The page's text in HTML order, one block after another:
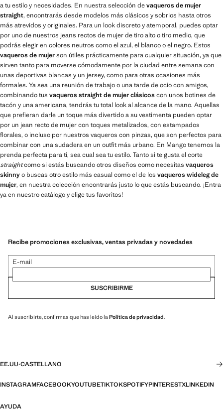
a tu estilo y necesidades. En nuestra selección devaqueros de mujer
straight, encontrarás desde modelos más clásicos y sobrios hasta otros
más atrevidos y originales. Para un look discreto y atemporal, puedes optar
por uno de nuestros jeans rectos de mujer de tiro alto o tiro medio, que
podrás elegir en colores neutros como el azul, el blanco o el negro. Estos
vaqueros de mujerson útiles prácticamente para cualquier situación, ya que
sirven tanto para moverse cómodamente por la ciudad entre semana con
unas deportivas blancas y un jersey, como para otras ocasiones más
formales. Ya sea una reunión de trabajo o una tarde de ocio con amigos,
combinando tus vaqueros straight de mujer clásicoscon unos botines de
tacón y una americana, tendrás tu total look al alcance de la mano. Aquellas
que prefieran darle un toque más divertido a su vestimenta pueden optar
por un jean recto de mujer con toques metalizados, con estampados
florales, o incluso por nuestros vaqueros con pinzas, que son perfectos para
combinar con una sudadera en un outfit más urbano. En Mango tenemos la
prenda perfecta para ti, sea cual sea tu estilo. Tanto si te gusta el corte
straightcomo si estás buscando otros diseños como necesitas vaqueros
skinnyo buscas otro estilo más casual como el de los vaqueros wideleg de
mujer, en nuestra colección encontrarás justo lo que estás buscando. ¡Entra
ya en nuestro catálogo y elige tus favoritos!
Recibe promociones exclusivas, ventas privadas y novedades
E-mail
SUSCRIBIRME
Al suscribirte, confirmas que has leído la Política de privacidad.
EE.UU·CASTELLANO
INSTAGRAMFACEBOOKYOUTUBETIKTOKSPOTIFYPINTERESTXLINKEDIN
AYUDA